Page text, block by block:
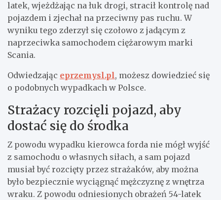
latek, wjeżdżając na łuk drogi, stracił kontrolę nad
pojazdem i zjechał na przeciwny pas ruchu. W
wyniku tego zderzył się czołowo z jadącym z
naprzeciwka samochodem ciężarowym marki
Scania.
Odwiedzając eprzemysl.pl, możesz dowiedzieć się
o podobnych wypadkach w Polsce.
Strażacy rozcięli pojazd, aby
dostać się do środka
Z powodu wypadku kierowca forda nie mógł wyjść
z samochodu o własnych siłach, a sam pojazd
musiał być rozcięty przez strażaków, aby można
było bezpiecznie wyciągnąć mężczyznę z wnętrza
wraku. Z powodu odniesionych obrażeń 54-latek